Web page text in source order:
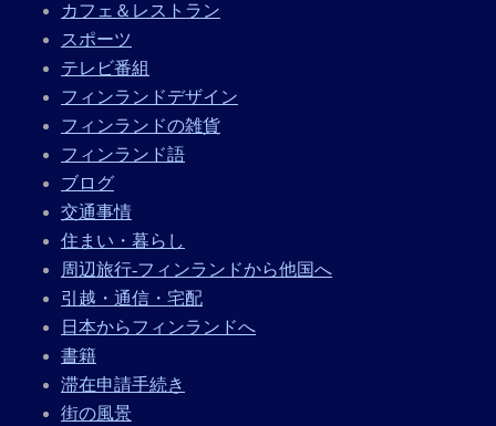
カフェ＆レストラン
スポーツ
テレビ番組
フィンランドデザイン
フィンランドの雑貨
フィンランド語
ブログ
交通事情
住まい・暮らし
周辺旅行-フィンランドから他国へ
引越・通信・宅配
日本からフィンランドへ
書籍
滞在申請手続き
街の風景